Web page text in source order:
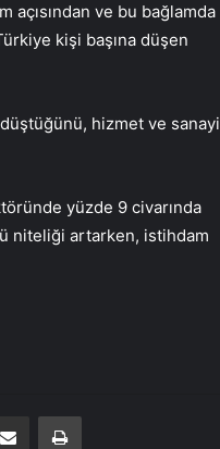
açısından ve bu bağlamda
kişi başına düşen
hizmet ve sanayi
yüzde 9 civarında
niteliği artarken, istihdam
E-Posta ile paylaş Yazdır